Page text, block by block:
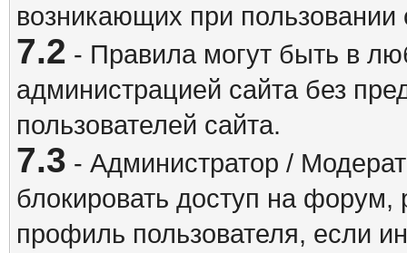
возникающих при пользовании
7.2 - Правила могут быть в
администрацией сайта без
пользователей сайта.
7.3 - Администратор /
блокировать доступ на форум,
профиль пользователя, если